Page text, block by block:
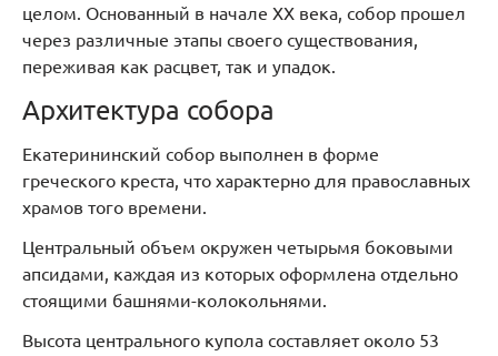
целом. Основанный в начале XX века, собор прошел
через различные этапы своего существования,
переживая как расцвет, так и упадок.
Архитектура собора
Екатерининский собор выполнен в форме
греческого креста, что характерно для православных
храмов того времени.
Центральный объем окружен четырьмя боковыми
апсидами, каждая из которых оформлена отдельно
стоящими башнями-колокольнями.
Высота центрального купола составляет около 53